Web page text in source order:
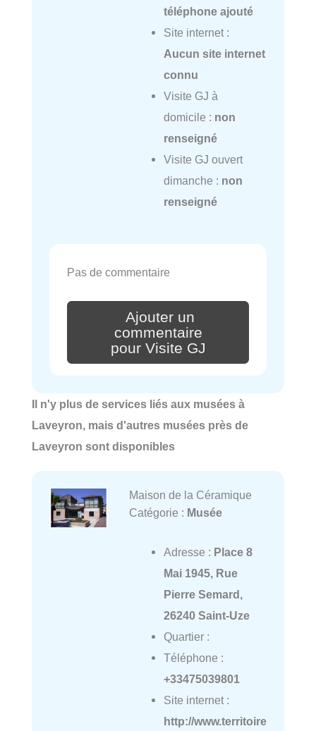
téléphone ajouté
Site internet :
Aucun site internet
connu
Visite GJ à
domicile : non
renseigné
Visite GJ ouvert
dimanche : non
renseigné
Pas de commentaire
Ajouter un
commentaire
pour Visite GJ
Il n'y plus de services liés aux musées à
Laveyron, mais d'autres musées près de
Laveyron sont disponibles
Maison de la Céramique
Catégorie : Musée
Adresse : Place 8
Mai 1945, Rue
Pierre Semard,
26240 Saint-Uze
Quartier :
Téléphone :
+33475039801
Site internet :
http://www.territoire